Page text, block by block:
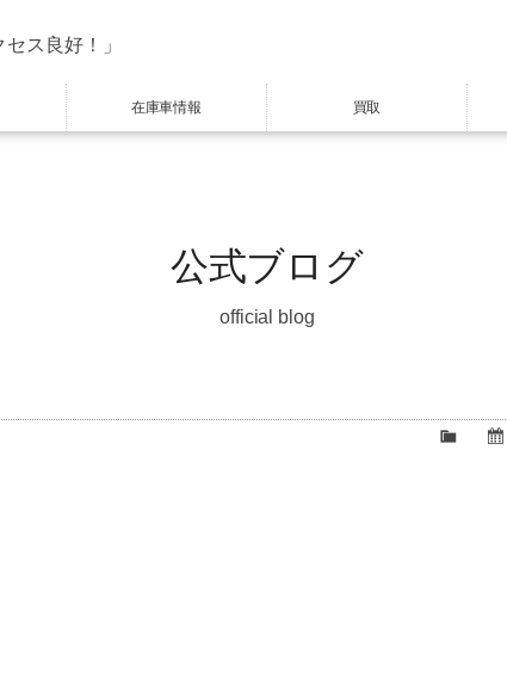
ス良好！」
在庫車情報 買取
公式ブログ
official blog